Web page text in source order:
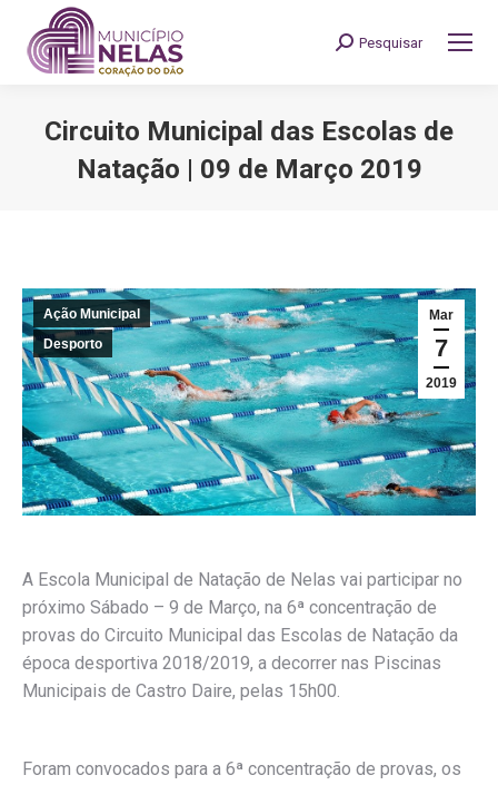
Search:
Pesquisar
Circuito Municipal das Escolas de
Natação | 09 de Março 2019
Mar
7
2019
Ação Municipal
Desporto
A Escola Municipal de Natação de Nelas vai participar no
próximo Sábado – 9 de Março, na 6ª concentração de
provas do Circuito Municipal das Escolas de Natação da
época desportiva 2018/2019, a decorrer nas Piscinas
Municipais de Castro Daire, pelas 15h00.
Foram convocados para a 6ª concentração de provas, os